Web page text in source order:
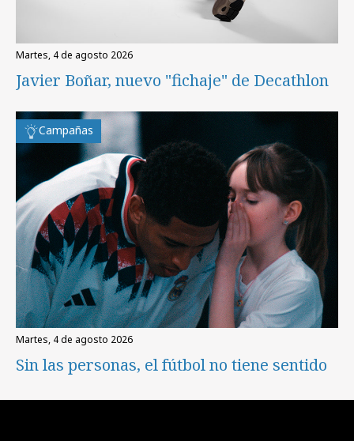
martes, 4 de agosto 2026
Javier Boñar, nuevo "fichaje" de Decathlon
Campañas
martes, 4 de agosto 2026
Sin las personas, el fútbol no tiene sentido